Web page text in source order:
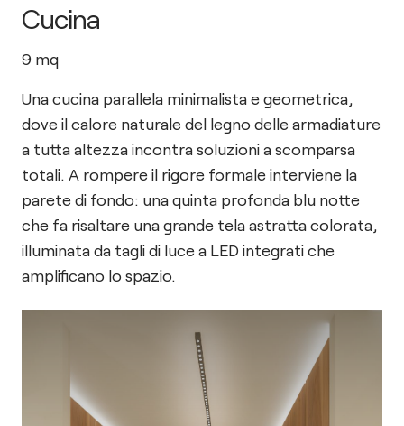
Cucina
9 mq
Una cucina parallela minimalista e geometrica,
dove il calore naturale del legno delle armadiature
a tutta altezza incontra soluzioni a scomparsa
totali. A rompere il rigore formale interviene la
parete di fondo: una quinta profonda blu notte
che fa risaltare una grande tela astratta colorata,
illuminata da tagli di luce a LED integrati che
amplificano lo spazio.